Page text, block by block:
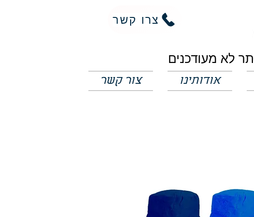
צרו קשר
אודותינו צור קשר